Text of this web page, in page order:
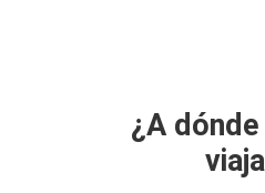
¿A